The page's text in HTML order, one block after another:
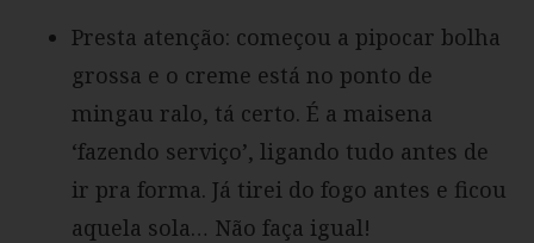
Presta atenção: começou a pipocar bolha
grossa e o creme está no ponto de
mingau ralo, tá certo. É a maisena
‘fazendo serviço’, ligando tudo antes de
ir pra forma. Já tirei do fogo antes e ficou
aquela sola… Não faça igual!